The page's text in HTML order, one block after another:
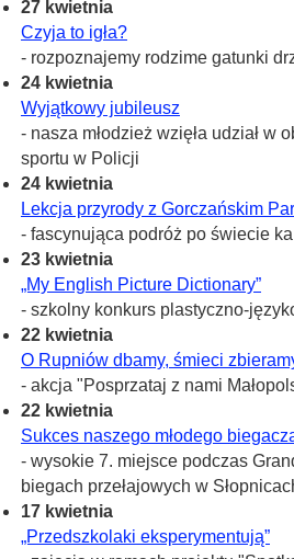
27 kwietnia
Czyja to igła?
- rozpoznajemy rodzime gatunki
24 kwietnia
Wyjątkowy jubileusz
- nasza młodzież wzięła udział w
sportu w Policji
24 kwietnia
Lekcja przyrody z Gorczańskim
- fascynująca podróż po świecie
23 kwietnia
„My English Picture Dictionary”
- szkolny konkurs plastyczno-
22 kwietnia
O Rupniów dbamy, śmieci
- akcja "Posprzataj z nami
22 kwietnia
Sukces naszego młodego
- wysokie 7. miejsce podczas
biegach przełajowych w
17 kwietnia
„Przedszkolaki eksperymentują”